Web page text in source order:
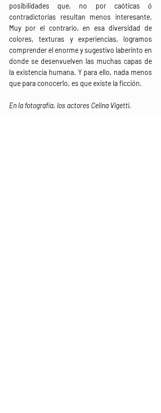
posibilidades que, no por caóticas ó
contradictorias resultan menos interesante.
Muy por el contrario, en esa diversidad de
colores, texturas y experiencias, logramos
comprender el enorme y sugestivo laberinto en
donde se desenvuelven las muchas capas de
la existencia humana. Y para ello, nada menos
que para conocerlo, es que existe la ficción.
En la fotografía, los actores Celina Vigetti,